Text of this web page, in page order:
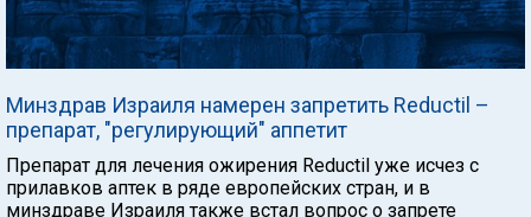
Минздрав Израиля намерен запретить Reductil –
препарат, "регулирующий" аппетит
Препарат для лечения ожирения Reductil уже исчез с
прилавков аптек в ряде европейских стран, и в
минздраве Израиля также встал вопрос о запрете